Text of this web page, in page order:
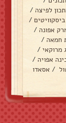
לפיצה /
/
אפונה /
חמאה /
מרוקאי /
אפויה /
/ אסאדו